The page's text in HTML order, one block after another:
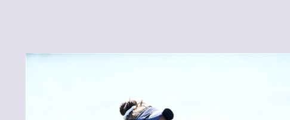
Voir